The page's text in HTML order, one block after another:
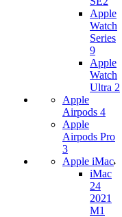
Apple
Watch
Series
9
Apple
Watch
Ultra 2
Apple
Airpods 4
Apple
Airpods Pro
3
Apple iMac
iMac
24
2021
M1